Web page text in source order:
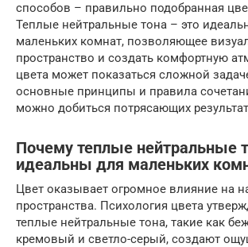
способов – правильно подобранная
Теплые нейтральные тона – это
маленьких комнат, позволяющее
пространство и создать комфортную
цвета может показаться сложной
основные принципы и правила
можно добиться потрясающих
Почему теплые нейтральные
идеальны для маленьких
Цвет оказывает огромное влияние на
пространства. Психология цвета
теплые нейтральные тона, такие как
кремовый и светло-серый, создают